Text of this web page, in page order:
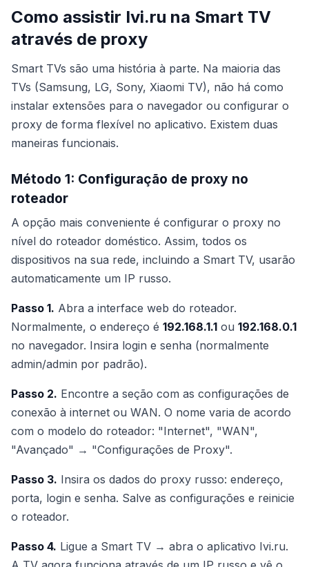
Como assistir Ivi.ru na Smart TV
através de proxy
Smart TVs são uma história à parte. Na maioria das
TVs (Samsung, LG, Sony, Xiaomi TV), não há como
instalar extensões para o navegador ou configurar o
proxy de forma flexível no aplicativo. Existem duas
maneiras funcionais.
Método 1: Configuração de proxy no
roteador
A opção mais conveniente é configurar o proxy no
nível do roteador doméstico. Assim, todos os
dispositivos na sua rede, incluindo a Smart TV, usarão
automaticamente um IP russo.
Passo 1. Abra a interface web do roteador.
Normalmente, o endereço é 192.168.1.1 ou 192.168.0.1
no navegador. Insira login e senha (normalmente
admin/admin por padrão).
Passo 2. Encontre a seção com as configurações de
conexão à internet ou WAN. O nome varia de acordo
com o modelo do roteador: "Internet", "WAN",
"Avançado" → "Configurações de Proxy".
Passo 3. Insira os dados do proxy russo: endereço,
porta, login e senha. Salve as configurações e reinicie
o roteador.
Passo 4. Ligue a Smart TV → abra o aplicativo Ivi.ru.